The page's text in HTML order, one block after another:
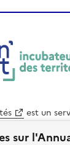
sur
est un
. Le code